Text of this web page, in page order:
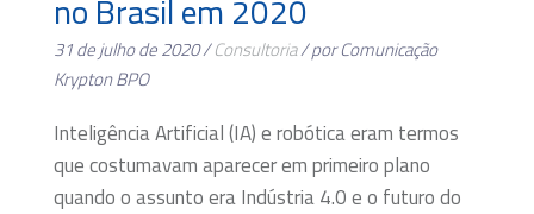
no Brasil em 2020
31 de julho de 2020 /Consultoria/ por Comunicação
Krypton BPO
Inteligência Artificial (IA) e robótica eram termos
que costumavam aparecer em primeiro plano
quando o assunto era Indústria 4.0 e o futuro do